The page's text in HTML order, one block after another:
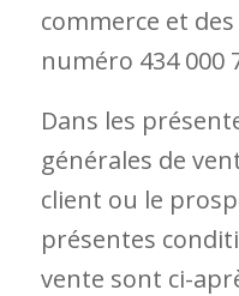
commerce et des
numéro 434 000
Dans les
générales de
client ou le
présentes
vente sont ci-